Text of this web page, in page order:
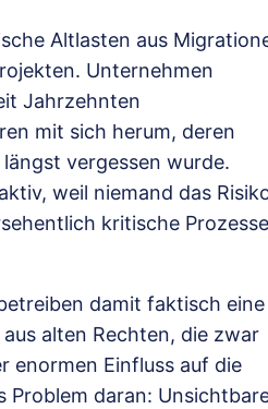
Altlasten aus
Unternehmen
Jahrzehnten
mit sich herum, deren
vergessen wurde.
weil niemand das
kritische Prozesse
damit faktisch eine
alten Rechten, die zwar
enormen Einfluss auf die
Problem daran: